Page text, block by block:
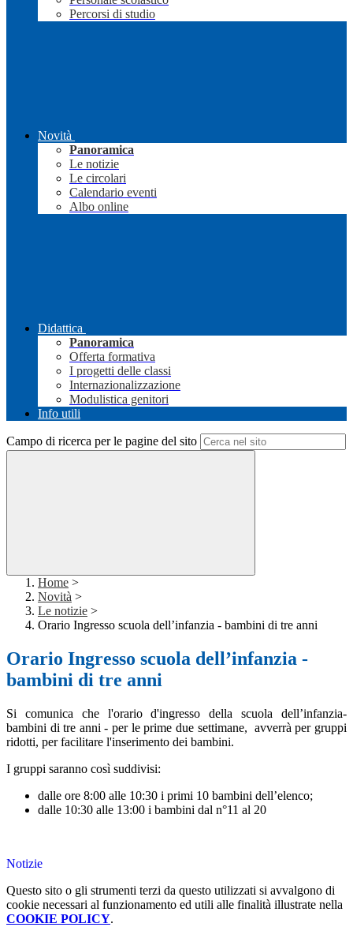
Percorsi di studio
Novità
Panoramica
Le notizie
Le circolari
Calendario eventi
Albo online
Didattica
Panoramica
Offerta formativa
I progetti delle classi
Internazionalizzazione
Modulistica genitori
Info utili
Campo di ricerca per le pagine del sito
Home >
Novità >
Le notizie >
Orario Ingresso scuola dell’infanzia - bambini di tre anni
Orario Ingresso scuola dell’infanzia -
bambini di tre anni
Si comunica che l'orario d'ingresso della scuola dell’infanzia-
bambini di tre anni - per le prime due settimane, avverrà per gruppi
ridotti, per facilitare l'inserimento dei bambini.
I gruppi saranno così suddivisi:
dalle ore 8:00 alle 10:30 i primi 10 bambini dell’elenco;
dalle 10:30 alle 13:00 i bambini dal n°11 al 20
Notizie
Questo sito o gli strumenti terzi da questo utilizzati si avvalgono di
cookie necessari al funzionamento ed utili alle finalità illustrate nella
COOKIE POLICY.